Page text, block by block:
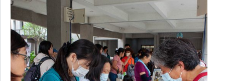
庭
活
動